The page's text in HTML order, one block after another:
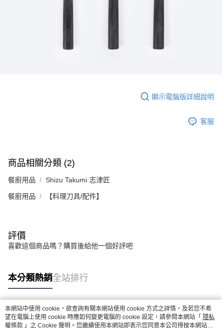
顯示電腦版詳細說明
客服
商品相關分類 (2)
餐廚用品 Shizu Takumi 志津匠
餐廚用品 【料理刀具/配件】
評價
喜歡這個商品嗎？購買後給他一個好評吧
本分類熱銷全站排行
熱門標籤
本網站中使用 cookie，欲查詢有關本網站使用 cookie 方式之詳情，及若您不希
望在電腦上使用 cookie 時應如何變更電腦的 cookie 設定，請參閱本網站「 隱私
權條款 」之 Cookie 聲明。您繼續使用本網站即表示您同意本公司得按本網站使